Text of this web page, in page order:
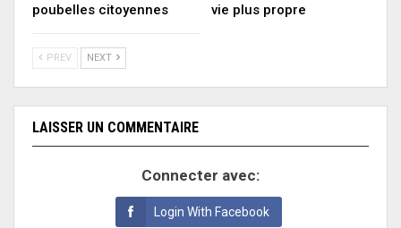
poubelles citoyennes
vie plus propre
PREV NEXT
LAISSER UN COMMENTAIRE
Connecter avec:
Login With Facebook